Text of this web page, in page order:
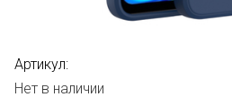
Артикул:
Нет в наличии